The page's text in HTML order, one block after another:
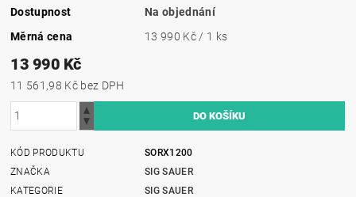
Dostupnost
Na objednání
Měrná cena
13 990 Kč / 1 ks
13 990 Kč
11 561,98 Kč bez DPH
KÓD PRODUKTU
SORX1200
ZNAČKA
SIG SAUER
KATEGORIE
SIG SAUER